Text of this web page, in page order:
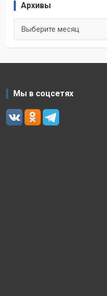
Архивы
Мы в соцсетях